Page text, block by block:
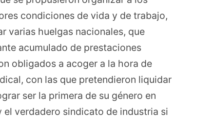
condiciones de vida y de trabajo,
varias huelgas nacionales, que
acumulado de prestaciones
obligados a acoger a la hora de
con las que pretendieron liquidar
ser la primera de su género en
verdadero sindicato de industria si